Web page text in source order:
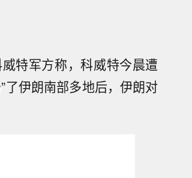
特军方称，科威特今晨遭
了伊朗南部多地后，伊朗对